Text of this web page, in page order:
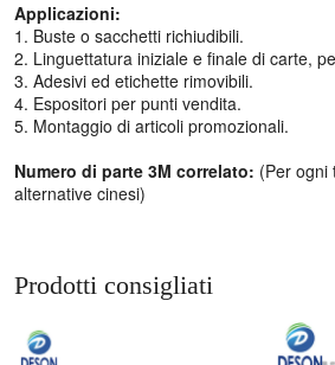
Applicazioni:
1. Buste o sacchetti richiudibili.
2. Linguettatura iniziale e finale di carte,
3. Adesivi ed etichette rimovibili.
4. Espositori per punti vendita.
5. Montaggio di articoli promozionali.
Numero di parte 3M correlato: (Per ogni
alternative cinesi)
Prodotti consigliati